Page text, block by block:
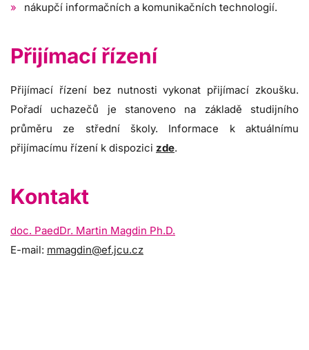
nákupčí informačních a komunikačních technologií.
Přijímací řízení
Přijímací řízení bez nutnosti vykonat přijímací zkoušku.
Pořadí uchazečů je stanoveno na základě studijního
průměru ze střední školy. Informace k aktuálnímu
přijímacímu řízení k dispozici zde.
Kontakt
doc. PaedDr. Martin Magdin Ph.D.
E-mail: mmagdin@ef.jcu.cz